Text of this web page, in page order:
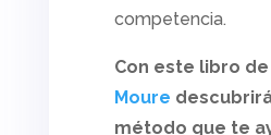
competencia.
Con este libro de
Moure
método que te